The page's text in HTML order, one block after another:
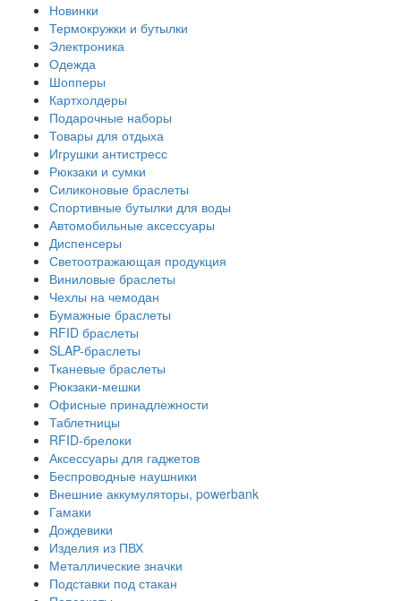
Новинки
Термокружки и бутылки
Электроника
Одежда
Шопперы
Картхолдеры
Подарочные наборы
Товары для отдыха
Игрушки антистресс
Рюкзаки и сумки
Силиконовые браслеты
Спортивные бутылки для воды
Автомобильные аксессуары
Диспенсеры
Светоотражающая продукция
Виниловые браслеты
Чехлы на чемодан
Бумажные браслеты
RFID браслеты
SLAP-браслеты
Тканевые браслеты
Рюкзаки-мешки
Офисные принадлежности
Таблетницы
RFID-брелоки
Аксессуары для гаджетов
Беспроводные наушники
Внешние аккумуляторы, powerbank
Гамаки
Дождевики
Изделия из ПВХ
Металлические значки
Подставки под стакан